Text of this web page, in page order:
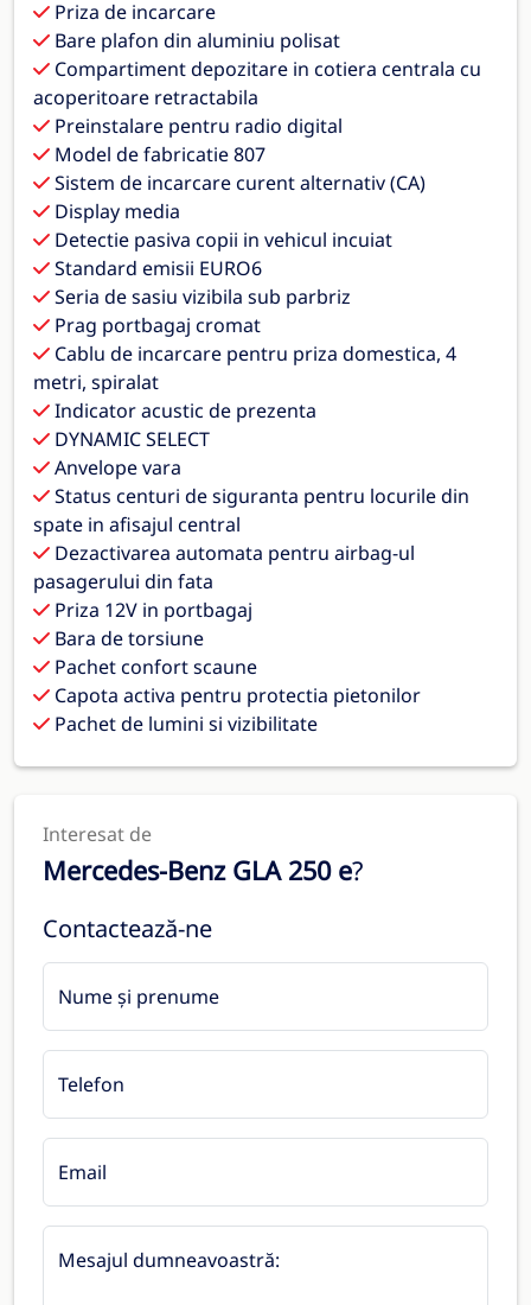
Priza de incarcare
Bare plafon din aluminiu polisat
Compartiment depozitare in cotiera centrala cu
acoperitoare retractabila
Preinstalare pentru radio digital
Model de fabricatie 807
Sistem de incarcare curent alternativ (CA)
Display media
Detectie pasiva copii in vehicul incuiat
Standard emisii EURO6
Seria de sasiu vizibila sub parbriz
Prag portbagaj cromat
Cablu de incarcare pentru priza domestica, 4
metri, spiralat
Indicator acustic de prezenta
DYNAMIC SELECT
Anvelope vara
Status centuri de siguranta pentru locurile din
spate in afisajul central
Dezactivarea automata pentru airbag-ul
pasagerului din fata
Priza 12V in portbagaj
Bara de torsiune
Pachet confort scaune
Capota activa pentru protectia pietonilor
Pachet de lumini si vizibilitate
Interesat de
Mercedes-Benz GLA 250 e?
Contactează-ne
Nume și prenume
Telefon
Email
Mesajul dumneavoastră: